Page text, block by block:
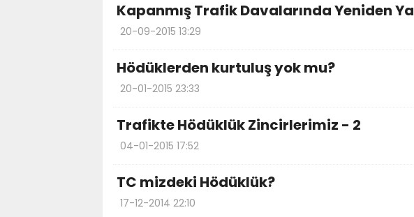
Kapanmış Trafik Davalarında Yeniden
20-09-2015 13:29
Hödüklerden kurtuluş yok mu?
20-01-2015 23:33
Trafikte Hödüklük Zincirlerimiz - 2
04-01-2015 17:52
TC mizdeki Hödüklük?
17-12-2014 22:10